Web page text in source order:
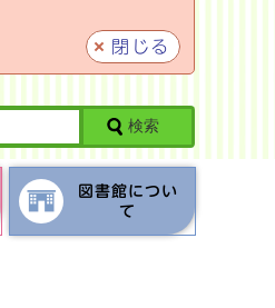
閉じる
検索
図書館につい
て